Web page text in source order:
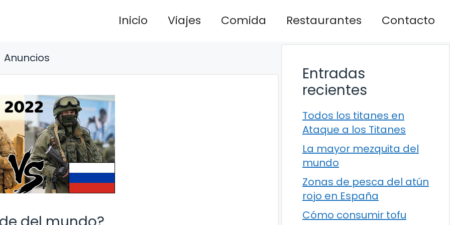
Inicio Viajes Comida Restaurantes Contacto
Anuncios
Entradas
recientes
Todos los titanes en
Ataque a los Titanes
La mayor mezquita del
mundo
Zonas de pesca del atún
rojo en España
Cómo consumir tofu